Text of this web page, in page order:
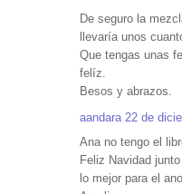
De seguro la
llevaría unos
Que tengas unas
felíz.
Besos y abrazos.
aandara 22 de
Ana no tengo el
Feliz Navidad
lo mejor para el